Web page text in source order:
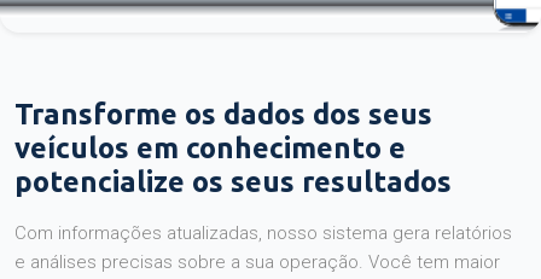
Transforme os dados dos seus
veículos em conhecimento e
potencialize os seus resultados
Com informações atualizadas, nosso sistema gera relatórios
e análises precisas sobre a sua operação. Você tem maior